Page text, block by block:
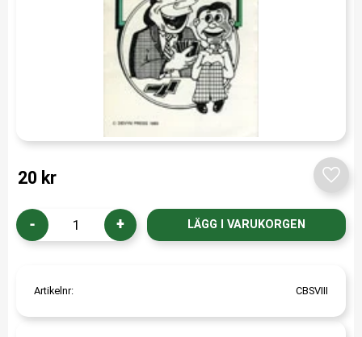
20 kr
+
-
Artikelnr CBSVIII